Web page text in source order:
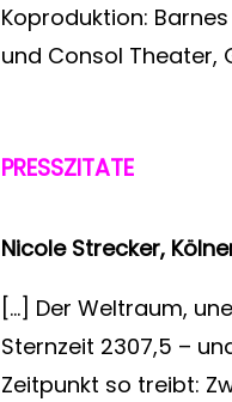
Koproduktion:
und Consol Theater,
PRESSZITATE
Nicole Strecker,
[…] Der Weltraum,
Sternzeit 2307,5 –
Zeitpunkt so treibt: